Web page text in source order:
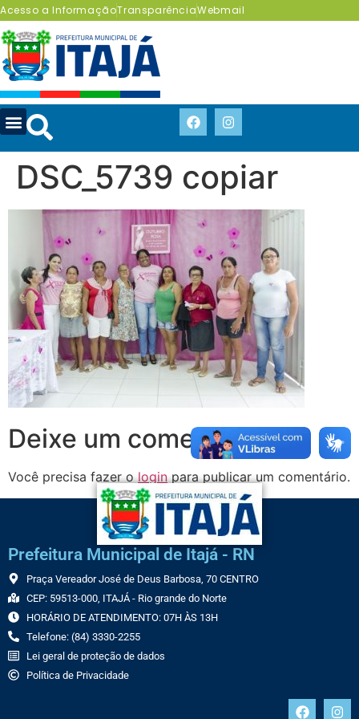
Acesso a InformaçãoTransparênciaWebmail
DSC_5739 copiar
Deixe um comentário
Você precisa fazer ologinpara publicar um comentário.
Prefeitura Municipal de Itajá - RN
Praça Vereador José de Deus Barbosa, 70 CENTRO
CEP: 59513-000, ITAJÁ - Rio grande do Norte
HORÁRIO DE ATENDIMENTO: 07H ÀS 13H
Telefone: (84) 3330-2255
Lei geral de proteção de dados
Política de Privacidade